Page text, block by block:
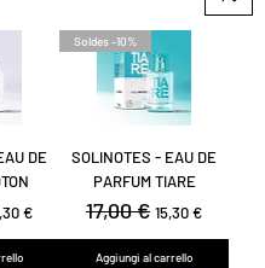
DE
scontato
€
Soldes -10%
SOLINOTES - EAU DE
PARFUM TIARE
Prezzo regolare
17,00 € Prezzo scontato
15,30 €
Aggiungi al carrello